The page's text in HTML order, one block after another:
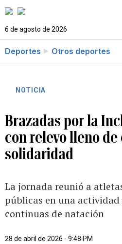
6 de agosto de 2026
Deportes Otros deportes
NOTICIA
Brazadas por la
con relevo lleno
solidaridad
La jornada reunió a
públicas en una actividad
continuas de natación
28 de abril de 2026 - 9:48 PM